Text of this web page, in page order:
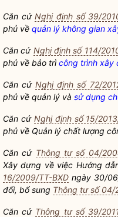
Căn cứNghị định số 39/
phủ về quản lý không gian
Căn cứ Nghị định số 114/
phủ về bảo trì công trình xây
Căn cứNghị định số 72/
phủ về quản lý và sử dụng
Căn cứ Nghị định số 15/
phủ về Quản lý chất lượng
Căn cứ Thông tư số 04/
Xây dựng về việc Hướng
16/2009/TT-BXD ngày 30/
đổi, bổ sung Thông tư số 04/
Căn cứ Thông tư số 39/